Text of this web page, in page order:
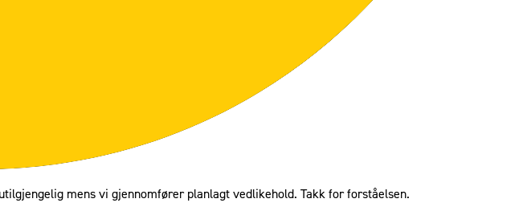
mens vi gjennomfører planlagt vedlikehold. Takk for forståelsen.